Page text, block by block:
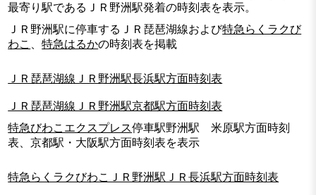
最寄り駅であるＪＲ野洲駅発着の時刻表を表示。
ＪＲ野洲駅に停車するＪＲ琵琶湖線および特急らくラクび
わこ
、特急はるかの時刻表を掲載
ＪＲ琵琶湖線ＪＲ野洲駅長浜駅方面時刻表
ＪＲ琵琶湖線ＪＲ野洲駅京都駅方面時刻表
特急びわこエクスプレス停車駅野洲駅 米原駅方面時刻
表、京都駅・大阪駅方面時刻表を表示
特急らくラクびわこＪＲ野洲駅ＪＲ長浜駅方面時刻表